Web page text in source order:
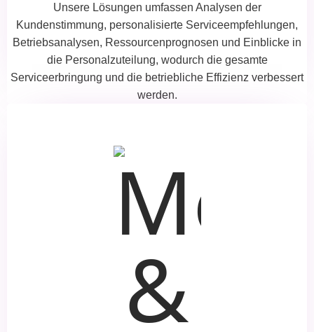
Unsere Lösungen umfassen Analysen der
Kundenstimmung, personalisierte Serviceempfehlungen,
Betriebsanalysen, Ressourcenprognosen und Einblicke in
die Personalzuteilung, wodurch die gesamte
Serviceerbringung und die betriebliche Effizienz verbessert
werden.